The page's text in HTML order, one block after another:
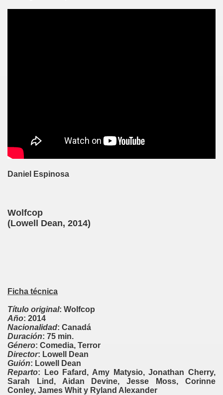
Daniel Espinosa
Wolfcop
(Lowell Dean, 2014)
Ficha técnica
Título original: Wolfcop
Año: 2014
Nacionalidad: Canadá
Duración: 75 min.
Género: Comedia, Terror
Director: Lowell Dean
Guión: Lowell Dean
Reparto: Leo Fafard, Amy Matysio, Jonathan Cherry,
Sarah Lind, Aidan Devine, Jesse Moss, Corinne
Conley, James Whit y Ryland Alexander